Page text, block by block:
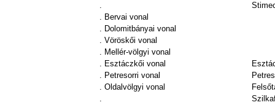
.
. Bervai vonal
. Dolomitbányai vonal
. Vöröskői vonal
. Mellér-völgyi vonal
. Esztáczkői vonal
. Petresorri vonal
. Oldalvölgyi vonal
.